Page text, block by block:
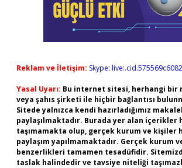
Reklam ve İletişim: Skype:
Yasal Uyarı: Bu internet sitesi, herhangi bir
veya şahıs şirketi ile hiçbir bağlantısı
Sitede yalnızca kendi hazırladığımız
paylaşılmaktadır. Burada yer alan içerikler
taşımamakta olup, gerçek kurum ve kişiler
paylaşım yapılmamaktadır. Gerçek kurum
benzerlikleri tamamen tesadüfidir.
taslak halindedir ve tavsiye niteliği